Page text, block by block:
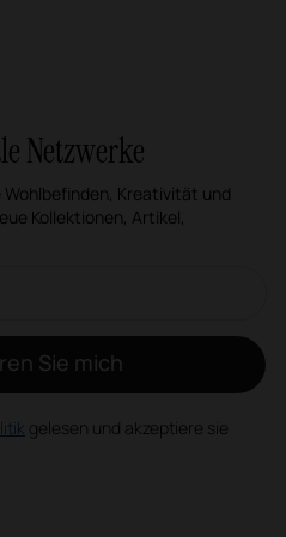
Netzwerke
Wohlbefinden, Kreativität und
Kollektionen, Artikel,
Sie mich
gelesen und akzeptiere sie